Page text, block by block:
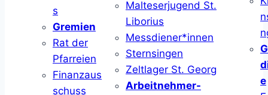
s
Gremien
Rat der
Pfarreien
Finanzaus
schuss
Malteserjugend St.
Liborius
Messdiener*innen
Sternsingen
Zeltlager St. Georg
Arbeitnehmer-
e